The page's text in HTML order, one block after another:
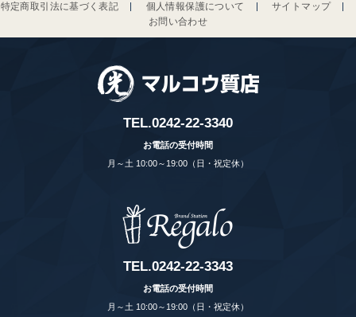
特定商取引法に基づく表記 個人情報保護について
サイトマップ
お問い合わせ
TEL.0242-22-3340
お電話の受付時間
月～土 10:00～19:00（日・祝定休）
TEL.0242-22-3343
お電話の受付時間
月～土 10:00～19:00（日・祝定休）